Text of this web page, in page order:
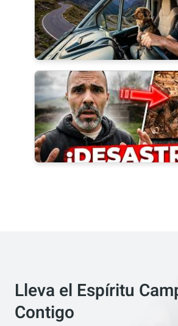
Lleva el Espíritu
CamperRutero Contigo